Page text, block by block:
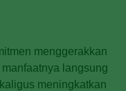
menggerakkan
langsung
meningkatkan